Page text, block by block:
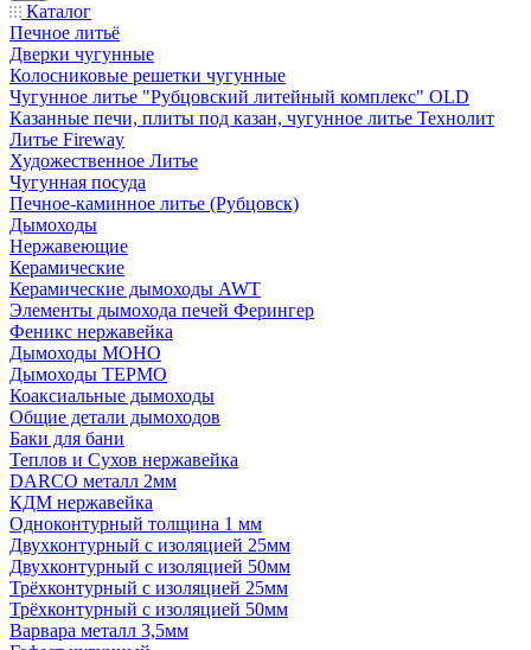
Каталог
Печное литьё
Дверки чугунные
Колосниковые решетки чугунные
Чугунное литье "Рубцовский литейный комплекс" OLD
Казанные печи, плиты под казан, чугунное литье Технолит
Литье Fireway
Художественное Литье
Чугунная посуда
Печное-каминное литье (Рубцовск)
Дымоходы
Нержавеющие
Керамические
Керамические дымоходы AWT
Элементы дымохода печей Ферингер
Феникс нержавейка
Дымоходы МОНО
Дымоходы ТЕРМО
Коаксиальные дымоходы
Общие детали дымоходов
Баки для бани
Теплов и Сухов нержавейка
DARCO металл 2мм
КДМ нержавейка
Одноконтурный толщина 1 мм
Двухконтурный с изоляцией 25мм
Двухконтурный с изоляцией 50мм
Трёхконтурный с изоляцией 25мм
Трёхконтурный с изоляцией 50мм
Варвара металл 3,5мм